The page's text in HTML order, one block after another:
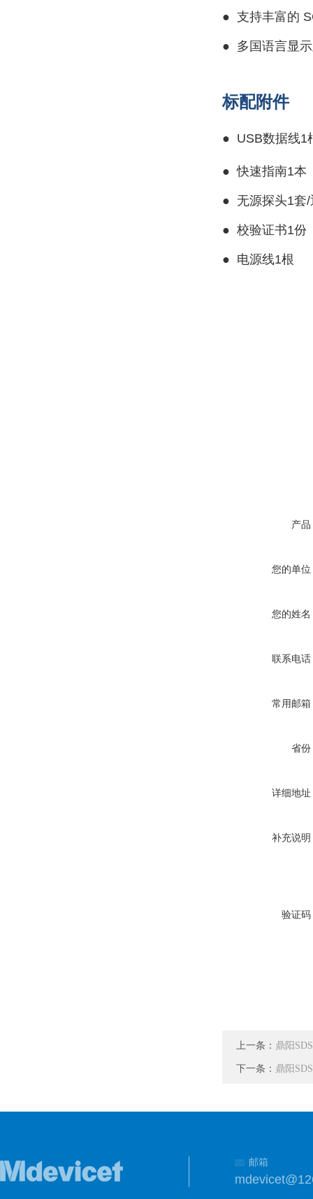
● 支持丰富的
● 多国语言显
标配附件
● USB数据线1
●快速指南1本
● 无源探头1套
● 校验证书1份
● 电源线1根
产品
您的单位
您的姓名
联系电话
常用邮箱
省份
详细地址
补充说明
验证码
上一条： 鼎阳
下一条： 鼎阳
邮箱